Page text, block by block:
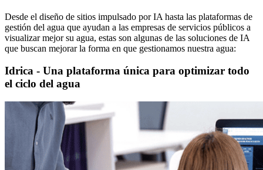
Desde el diseño de sitios impulsado por IA hasta las plataformas de
gestión del agua que ayudan a las empresas de servicios públicos a
visualizar mejor su agua, estas son algunas de las soluciones de IA
que buscan mejorar la forma en que gestionamos nuestra agua:
Idrica - Una plataforma única para optimizar todo
el ciclo del agua